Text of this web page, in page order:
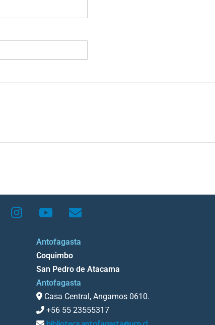
Antofagasta
Coquimbo
San Pedro de Atacama
Antofagasta
Casa Central, Angamos 0610.
+56 55 23555317